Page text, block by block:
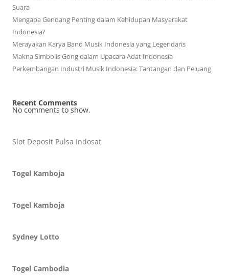
Suara
Mengapa Gendang Penting dalam Kehidupan Masyarakat
Indonesia?
Merayakan Karya Band Musik Indonesia yang Legendaris
Makna Simbolis Gong dalam Upacara Adat Indonesia
Perkembangan Industri Musik Indonesia: Tantangan dan Peluang
Recent Comments
No comments to show.
Slot Deposit Pulsa Indosat
Togel Kamboja
Togel Kamboja
Sydney Lotto
Togel Cambodia